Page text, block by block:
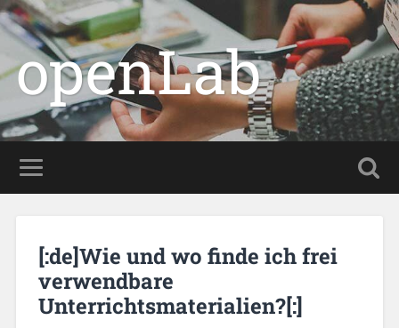
openLab
[:de]Wie und wo finde ich frei
verwendbare
Unterrichtsmaterialien?[:]